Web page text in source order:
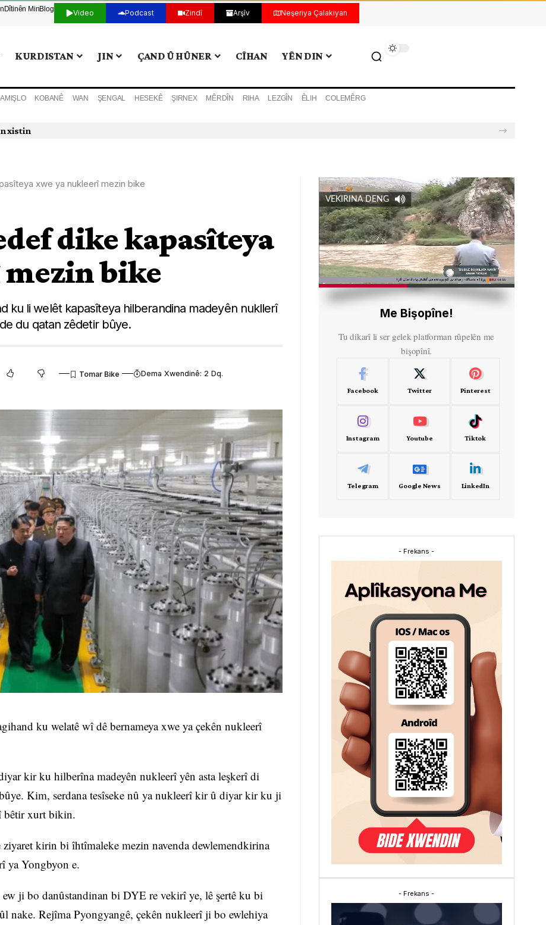
Dîtinên MinBlog Video Podcast Zindî Arşîv Neşeriya Çalakiyan
KURDISTAN JIN ÇAND Û HÛNER CÎHAN YÊN DIN
KOBANÊ WAN ŞENGAL HESEKÊ ŞIRNEX MÊRDÎN RIHA LEZGÎN ÊLIH COLEMÊRG
xistin
xwe ya nukleerî mezin bike
dike kapasîteya
bike
ku li welêt kapasîteya hilberandina madeyên nukllerî
du qatan zêdetir bûye.
Dema Xwendinê: 2 Dq.
ku welatê wî dê bernameya xwe ya çekên nukleerî
kir ku hilberîna madeyên nukleerî yên asta leşkerî di
Kim, serdana tesîseke nû ya nukleerî kir û diyar kir ku ji
bêtir xurt bikin.
kirin bi îhtîmaleke mezin navenda dewlemendkirina
ya Yongbyon e.
ji bo danûstandinan bi DYE re vekirî ye, lê şertê ku bi
nake. Rejîma Pyongyangê, çekên nukleerî ji bo ewlehiya
VEKIRINA DENG
Me Bişopîne!
Tu dikarî li ser gelek platforman rûpelên me
bişopînî.
Facebook Twitter Pinterest
Instagram Youtube Tiktok
Telegram Google News LinkedIn
- Frekans -
- Frekans -